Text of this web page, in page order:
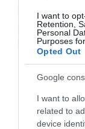
I want to
Retention,
Personal
Purposes
Opted Out
Google
I want to
related to
device
02/08/2026
επιστροφή